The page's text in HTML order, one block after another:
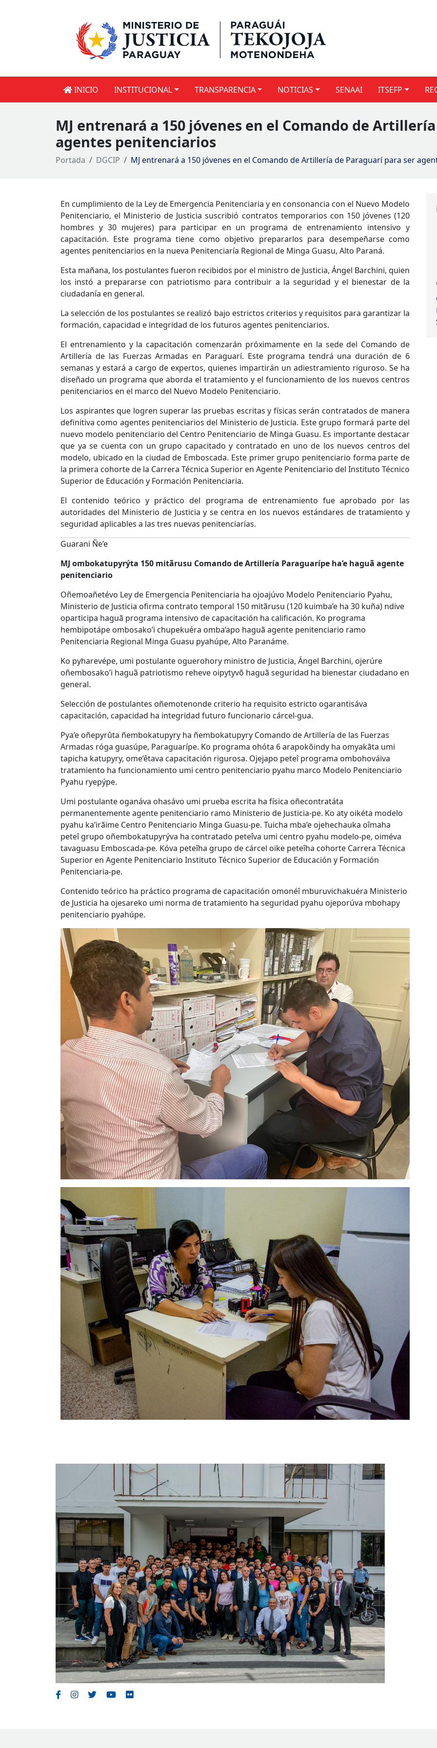
INICIO INSTITUCIONAL TRANSPARENCIA NOTICIAS SENAAI ITSEFP
MJ entrenará a 150 jóvenes en el Comando de
agentes penitenciarios
Portada DGCIP MJ entrenará a 150 jóvenes en el Comando de Artillería de Paraguarí para ser
En cumplimiento de la Ley de Emergencia Penitenciaria y en consonancia con el Nuevo Modelo
Penitenciario, el Ministerio de Justicia suscribió contratos temporarios con 150 jóvenes (120
hombres y 30 mujeres) para participar en un programa de entrenamiento intensivo y
capacitación. Este programa tiene como objetivo prepararlos para desempeñarse como
agentes penitenciarios en la nueva Penitenciaría Regional de Minga Guasu, Alto Paraná.
Esta mañana, los postulantes fueron recibidos por el ministro de Justicia, Ángel Barchini, quien
los instó a prepararse con patriotismo para contribuir a la seguridad y el bienestar de la
ciudadanía en general.
La selección de los postulantes se realizó bajo estrictos criterios y requisitos para garantizar la
formación, capacidad e integridad de los futuros agentes penitenciarios.
El entrenamiento y la capacitación comenzarán próximamente en la sede del Comando de
Artillería de las Fuerzas Armadas en Paraguarí. Este programa tendrá una duración de 6
semanas y estará a cargo de expertos, quienes impartirán un adiestramiento riguroso. Se ha
diseñado un programa que aborda el tratamiento y el funcionamiento de los nuevos centros
penitenciarios en el marco del Nuevo Modelo Penitenciario.
Los aspirantes que logren superar las pruebas escritas y físicas serán contratados de manera
definitiva como agentes penitenciarios del Ministerio de Justicia. Este grupo formará parte del
nuevo modelo penitenciario del Centro Penitenciario de Minga Guasu. Es importante destacar
que ya se cuenta con un grupo capacitado y contratado en uno de los nuevos centros del
modelo, ubicado en la ciudad de Emboscada. Este primer grupo penitenciario forma parte de
la primera cohorte de la Carrera Técnica Superior en Agente Penitenciario del Instituto Técnico
Superior de Educación y Formación Penitenciaria.
El contenido teórico y práctico del programa de entrenamiento fue aprobado por las
autoridades del Ministerio de Justicia y se centra en los nuevos estándares de tratamiento y
seguridad aplicables a las tres nuevas penitenciarías.
Guarani Ñe’e
MJ ombokatupyrýta 150 mitãrusu Comando de Artillería Paraguarípe ha’e haguã agente
penitenciario
Oñemoañetévo Ley de Emergencia Penitenciaria ha ojoajúvo Modelo Penitenciario Pyahu,
Ministerio de Justicia ofirma contrato temporal 150 mitãrusu (120 kuimba’e ha 30 kuña) ndive
oparticipa haguã programa intensivo de capacitación ha calificación. Ko programa
hembipotápe ombosako’i chupekuéra omba’apo haguã agente penitenciario ramo
Penitenciaria Regional Minga Guasu pyahúpe, Alto Paranáme.
Ko pyharevépe, umi postulante oguerohory ministro de Justicia, Ángel Barchini, ojerúre
oñembosako’i haguã patriotismo reheve oipytyvõ haguã seguridad ha bienestar ciudadano en
general.
Selección de postulantes oñemotenonde criterio ha requisito estricto ogarantisáva
capacitación, capacidad ha integridad futuro funcionario cárcel-gua.
Pya’e oñepyrûta ñembokatupyry ha ñembokatupyry Comando de Artillería de las Fuerzas
Armadas róga guasúpe, Paraguarípe. Ko programa ohóta 6 arapokõindy ha omyakãta umi
tapicha katupyry, ome’êtava capacitación rigurosa. Ojejapo peteî programa ombohováiva
tratamiento ha funcionamiento umi centro penitenciario pyahu marco Modelo Penitenciario
Pyahu ryepýpe.
Umi postulante oganáva ohasávo umi prueba escrita ha física oñecontratáta
permanentemente agente penitenciario ramo Ministerio de Justicia-pe. Ko aty oikéta modelo
pyahu ka’irãime Centro Penitenciario Minga Guasu-pe. Tuicha mba’e ojehechauka oîmaha
peteî grupo oñembokatupyrýva ha contratado peteîva umi centro pyahu modelo-pe, oiméva
tavaguasu Emboscada-pe. Kóva peteîha grupo de cárcel oike peteîha cohorte Carrera Técnica
Superior en Agente Penitenciario Instituto Técnico Superior de Educación y Formación
Penitenciaria-pe.
Contenido teórico ha práctico programa de capacitación omonéî mburuvichakuéra Ministerio
de Justicia ha ojesareko umi norma de tratamiento ha seguridad pyahu ojeporúva mbohapy
penitenciario pyahúpe.